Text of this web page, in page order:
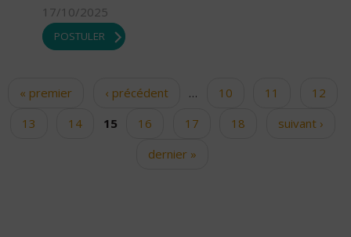
17/10/2025
POSTULER
Pages
« premier ‹ précédent … 10 11
12
13
14 15 16 17 18
suivant ›
dernier »